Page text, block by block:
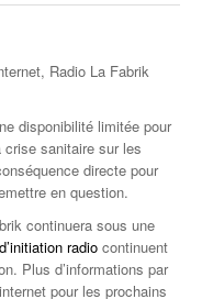
Radio La Fabrik
disponibilité limitée pour
crise sanitaire sur les
directe pour
en question.
continuera sous une
radio continuent
Plus d’informations par
pour les prochains